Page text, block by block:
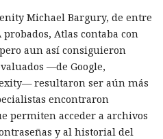
Michael Bargury, de entre
Atlas contaba con
aun así consiguieron
—de Google,
resultaron ser aún más
encontraron
permiten acceder a archivos
y al historial del